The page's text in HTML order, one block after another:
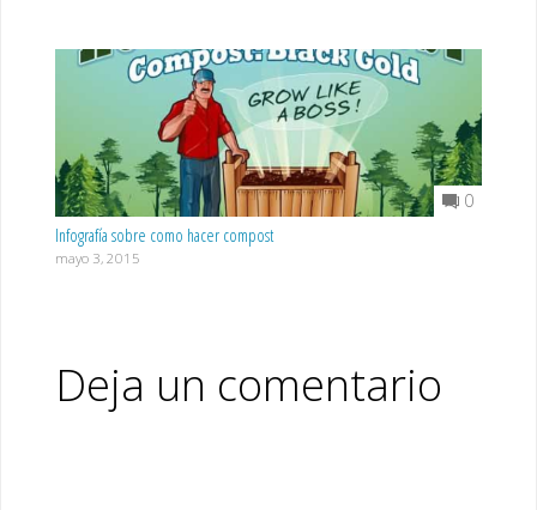
0
Infografía sobre como hacer compost
mayo 3, 2015
Deja un comentario